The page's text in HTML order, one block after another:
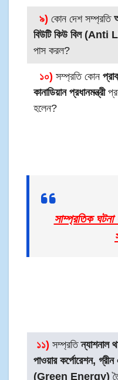
৯) কোন দেশ সম্প্রতি
বিউটি কিউ বিল (Anti
পাস করল?
১০) সম্প্রতি কোন
কানাডিয়ান প্রধানমন্ত্রী
হলেন?
সাম্প্রতিক
১১) সম্প্রতিন্যাশনাল
পাওয়ার কর্পোরেশন, গ্রীন
(Green Energy)